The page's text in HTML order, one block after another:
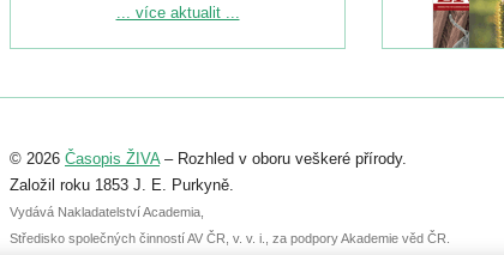
Podrobnější informace ke konferenci
Registrovat se můžete do 6. září.
abstraktu přihlášené přednášky nebo
posteru je už 30. června.
... více aktualit ...
© 2026 Časopis ŽIVA– Rozhled v oboru veškeré přírody.
Založil roku 1853 J. E. Purkyně.
Vydává Nakladatelství Academia,
Středisko společných činností AV ČR, v. v. i., za podpory Akademie věd ČR.